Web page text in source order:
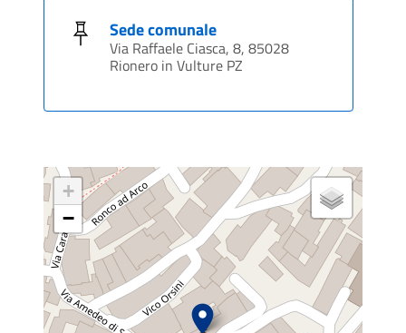
Sede comunale
Via Raffaele Ciasca, 8, 85028
Rionero in Vulture PZ
+
−